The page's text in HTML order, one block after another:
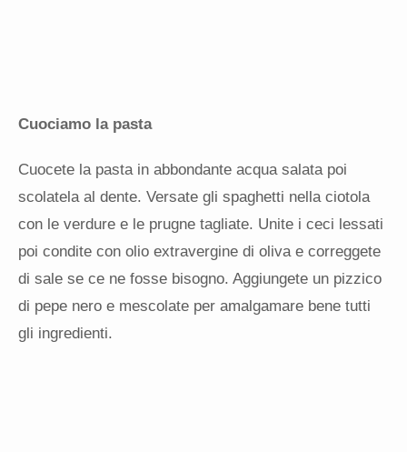
Cuociamo la pasta
Cuocete la pasta in abbondante acqua salata poi
scolatela al dente. Versate gli spaghetti nella ciotola
con le verdure e le prugne tagliate. Unite i ceci lessati
poi condite con olio extravergine di oliva e correggete
di sale se ce ne fosse bisogno. Aggiungete un pizzico
di pepe nero e mescolate per amalgamare bene tutti
gli ingredienti.